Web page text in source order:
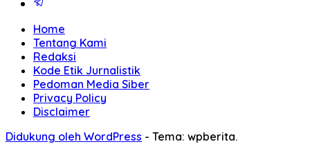
Home
Tentang Kami
Redaksi
Kode Etik Jurnalistik
Pedoman Media Siber
Privacy Policy
Disclaimer
Didukung oleh WordPress - Tema: wpberita.